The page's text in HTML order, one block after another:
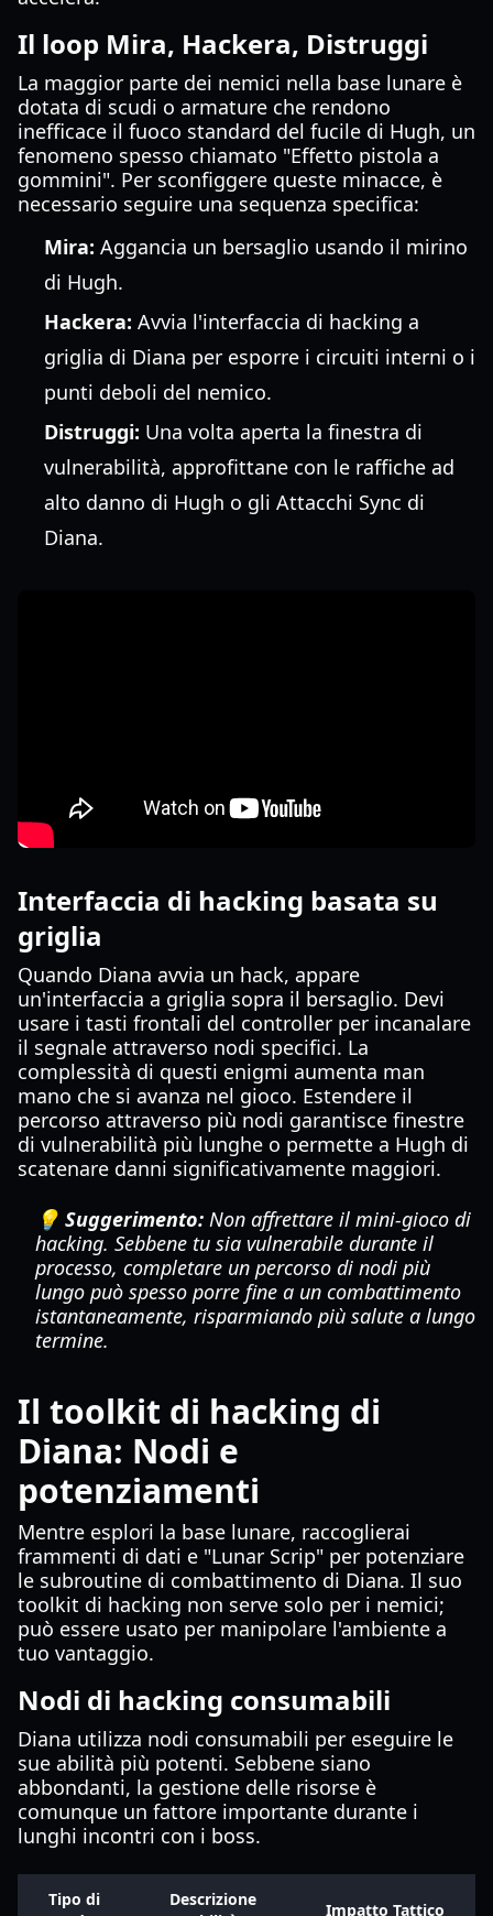
Il loop Mira, Hackera, Distruggi
La maggior parte dei nemici nella base lunare è
dotata di scudi o armature che rendono
inefficace il fuoco standard del fucile di Hugh, un
fenomeno spesso chiamato "Effetto pistola a
gommini". Per sconfiggere queste minacce, è
necessario seguire una sequenza specifica:
Mira: Aggancia un bersaglio usando il mirino
di Hugh.
Hackera: Avvia l'interfaccia di hacking a
griglia di Diana per esporre i circuiti interni o i
punti deboli del nemico.
Distruggi: Una volta aperta la finestra di
vulnerabilità, approfittane con le raffiche ad
alto danno di Hugh o gli Attacchi Sync di
Diana.
Interfaccia di hacking basata su
griglia
Quando Diana avvia un hack, appare
un'interfaccia a griglia sopra il bersaglio. Devi
usare i tasti frontali del controller per incanalare
il segnale attraverso nodi specifici. La
complessità di questi enigmi aumenta man
mano che si avanza nel gioco. Estendere il
percorso attraverso più nodi garantisce finestre
di vulnerabilità più lunghe o permette a Hugh di
scatenare danni significativamente maggiori.
💡 Suggerimento: Non affrettare il mini-gioco di
hacking. Sebbene tu sia vulnerabile durante il
processo, completare un percorso di nodi più
lungo può spesso porre fine a un combattimento
istantaneamente, risparmiando più salute a lungo
termine.
Il toolkit di hacking di
Diana: Nodi e
potenziamenti
Mentre esplori la base lunare, raccoglierai
frammenti di dati e "Lunar Scrip" per potenziare
le subroutine di combattimento di Diana. Il suo
toolkit di hacking non serve solo per i nemici;
può essere usato per manipolare l'ambiente a
tuo vantaggio.
Nodi di hacking consumabili
Diana utilizza nodi consumabili per eseguire le
sue abilità più potenti. Sebbene siano
abbondanti, la gestione delle risorse è
comunque un fattore importante durante i
lunghi incontri con i boss.
Tipo di
Descrizione
Impatto Tattico